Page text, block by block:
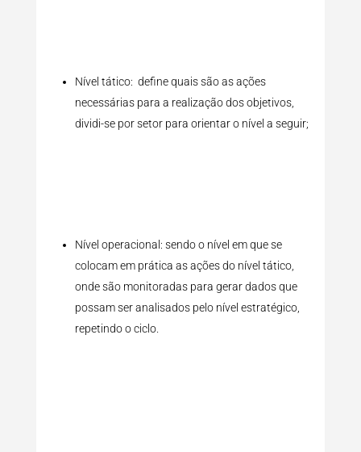
Nível tático: define quais são as ações
necessárias para a realização dos objetivos,
dividi-se por setor para orientar o nível a seguir;
Nível operacional: sendo o nível em que se
colocam em prática as ações do nível tático,
onde são monitoradas para gerar dados que
possam ser analisados pelo nível estratégico,
repetindo o ciclo.